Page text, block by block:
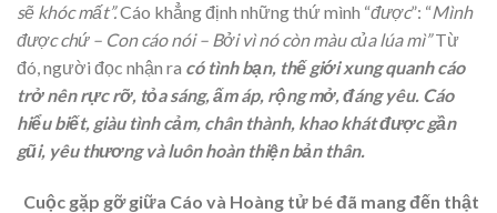
sẽ khóc mất”.Cáo khẳng định những thứ mình “được”: “Mình
được chứ – Con cáo nói – Bởi vì nó còn màu của lúa mì”Từ
đó, người đọc nhận ra cótình bạn, thế giới xung quanh cáo
trở nên rực rỡ, tỏa sáng, ấm áp, rộng mở, đáng yêu. Cáo
hiểu biết, giàu tình cảm, chân thành, khao khát được gần
gũi, yêu thương và luôn hoàn thiện bản thân.
Cuộc gặp gỡ giữa Cáo và Hoàng tử bé đã mang đến thật